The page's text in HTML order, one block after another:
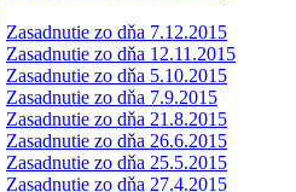
Zasadnutie zo dňa 7.12.2015
Zasadnutie zo dňa 12.11.2015
Zasadnutie zo dňa 5.10.2015
Zasadnutie zo dňa 7.9.2015
Zasadnutie zo dňa 21.8.2015
Zasadnutie zo dňa 26.6.2015
Zasadnutie zo dňa 25.5.2015
Zasadnutie zo dňa 27.4.2015